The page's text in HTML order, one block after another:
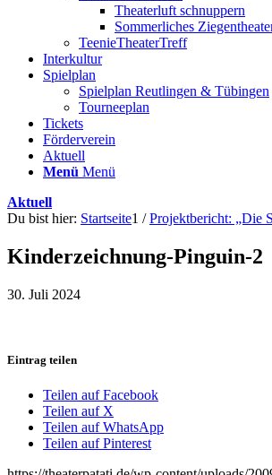
Theaterluft schnuppern
Sommerliches
TeenieTheaterTreff
Interkultur
Spielplan
Spielplan Reutlingen & Tübingen
Tourneeplan
Tickets
Förderverein
Aktuell
Menü Menü
Aktuell
Du bist hier: Startseite1 / Projektbericht: „Die
Kinderzeichnung-Pinguin-2
30. Juli 2024
Eintrag teilen
Teilen auf Facebook
Teilen auf X
Teilen auf WhatsApp
Teilen auf Pinterest